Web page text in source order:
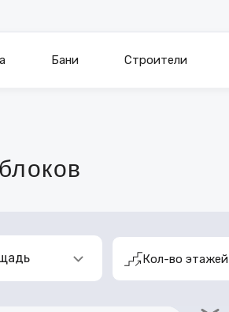
Бани Строители
Кол-во этажей